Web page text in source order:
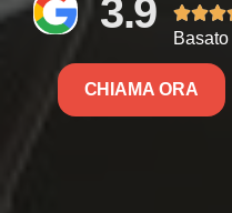
3.9 
CHIAMA ORA